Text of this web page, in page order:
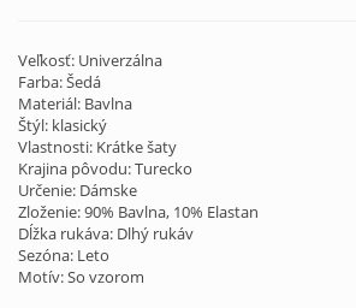
Veľkosť: Univerzálna
Farba: Šedá
Materiál: Bavlna
Štýl: klasický
Vlastnosti: Krátke šaty
Krajina pôvodu: Turecko
Určenie: Dámske
Zloženie: 90% Bavlna, 10% Elastan
Dĺžka rukáva: Dlhý rukáv
Sezóna: Leto
Motív: So vzorom